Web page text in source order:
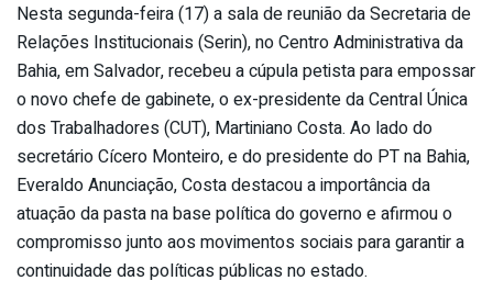
Nesta segunda-feira (17) a sala de reunião da Secretaria de
Relações Institucionais (Serin), no Centro Administrativa da
Bahia, em Salvador, recebeu a cúpula petista para empossar
o novo chefe de gabinete, o ex-presidente da Central Única
dos Trabalhadores (CUT), Martiniano Costa. Ao lado do
secretário Cícero Monteiro, e do presidente do PT na Bahia,
Everaldo Anunciação, Costa destacou a importância da
atuação da pasta na base política do governo e afirmou o
compromisso junto aos movimentos sociais para garantir a
continuidade das políticas públicas no estado.